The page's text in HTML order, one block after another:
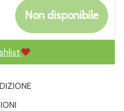
Non disponibile